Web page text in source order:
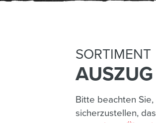
SORTIMENT
Bitte beachten
sicherzustellen,